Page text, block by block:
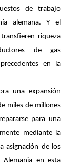
de trabajo
alemana. Y el
riqueza
de gas
en la
una expansión
miles de millones
para una
mediante la
asignación de los
Alemania en esta